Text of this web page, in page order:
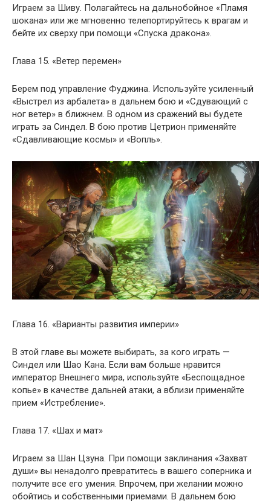
Играем за Шиву. Полагайтесь на дальнобойное «Пламя
шокана» или же мгновенно телепортируйтесь к врагам и
бейте их сверху при помощи «Спуска дракона».
Глава 15. «Ветер перемен»
Берем под управление Фуджина. Используйте усиленный
«Выстрел из арбалета» в дальнем бою и «Сдувающий с
ног ветер» в ближнем. В одном из сражений вы будете
играть за Синдел. В бою против Цетрион применяйте
«Сдавливающие космы» и «Вопль».
Глава 16. «Варианты развития империи»
В этой главе вы можете выбирать, за кого играть —
Синдел или Шао Кана. Если вам больше нравится
император Внешнего мира, используйте «Беспощадное
копье» в качестве дальней атаки, а вблизи применяйте
прием «Истребление».
Глава 17. «Шах и мат»
Играем за Шан Цзуна. При помощи заклинания «Захват
души» вы ненадолго превратитесь в вашего соперника и
получите все его умения. Впрочем, при желании можно
обойтись и собственными приемами. В дальнем бою